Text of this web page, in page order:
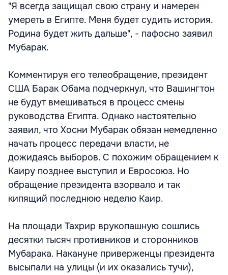
"Я всегда защищал свою страну и намерен
умереть в Египте. Меня будет судить история.
Родина будет жить дальше", - пафосно заявил
Мубарак.
Комментируя его телеобращение, президент
США Барак Обама подчеркнул, что Вашингтон
не будут вмешиваться в процесс смены
руководства Египта. Однако настоятельно
заявил, что Хосни Мубарак обязан немедленно
начать процесс передачи власти, не
дожидаясь выборов. С похожим обращением к
Каиру позднее выступил и Евросоюз. Но
обращение президента взорвало и так
кипящий последнюю неделю Каир.
На площади Тахрир врукопашную сошлись
десятки тысяч противников и сторонников
Мубарака. Накануне приверженцы президента
высыпали на улицы (и их оказались тучи),